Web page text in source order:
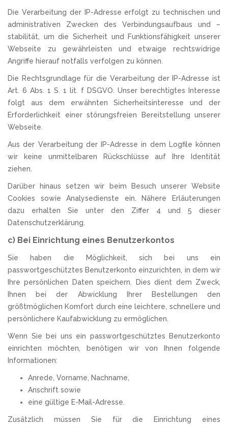
Die Verarbeitung der IP-Adresse erfolgt zu technischen und
administrativen Zwecken des Verbindungsaufbaus und –
stabilität, um die Sicherheit und Funktionsfähigkeit unserer
Webseite zu gewährleisten und etwaige rechtswidrige
Angriffe hierauf notfalls verfolgen zu können.
Die Rechtsgrundlage für die Verarbeitung der IP-Adresse ist
Art. 6 Abs. 1 S. 1 lit. f DSGVO. Unser berechtigtes Interesse
folgt aus dem erwähnten Sicherheitsinteresse und der
Erforderlichkeit einer störungsfreien Bereitstellung unserer
Webseite.
Aus der Verarbeitung der IP-Adresse in dem Logfile können
wir keine unmittelbaren Rückschlüsse auf Ihre Identität
ziehen.
Darüber hinaus setzen wir beim Besuch unserer Website
Cookies sowie Analysedienste ein. Nähere Erläuterungen
dazu erhalten Sie unter den Ziffer 4 und 5 dieser
Datenschutzerklärung.
c) Bei Einrichtung eines Benutzerkontos
Sie haben die Möglichkeit, sich bei uns ein
passwortgeschütztes Benutzerkonto einzurichten, in dem wir
Ihre persönlichen Daten speichern. Dies dient dem Zweck,
Ihnen bei der Abwicklung Ihrer Bestellungen den
größtmöglichen Komfort durch eine leichtere, schnellere und
persönlichere Kaufabwicklung zu ermöglichen.
Wenn Sie bei uns ein passwortgeschütztes Benutzerkonto
einrichten möchten, benötigen wir von Ihnen folgende
Informationen:
Anrede, Vorname, Nachname,
Anschrift sowie
eine gültige E-Mail-Adresse.
Zusätzlich müssen Sie für die Einrichtung eines